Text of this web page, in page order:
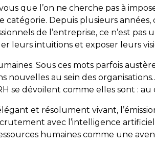
que l’on ne cherche pas à
catégorie. Depuis plusieurs années,
de l’entreprise, ce n’est
leurs intuitions et exposer leurs
Sous ces mots parfois
nouvelles au sein des
se dévoilent comme elles sont :
et résolument vivant,
avec l’intelligence
humaines comme une